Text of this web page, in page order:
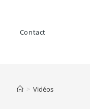
Contact
> Vidéos